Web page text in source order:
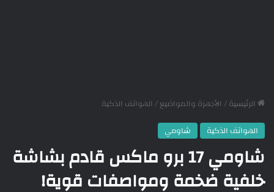
الرئيسية/ الأجهزة والمواضيع/ الهواتف الذكية
الهواتف الذكية
شاومي
شاومي 17 برو ماكس قادم بشاشة
خلفية ضخمة ومواصفات قوية!